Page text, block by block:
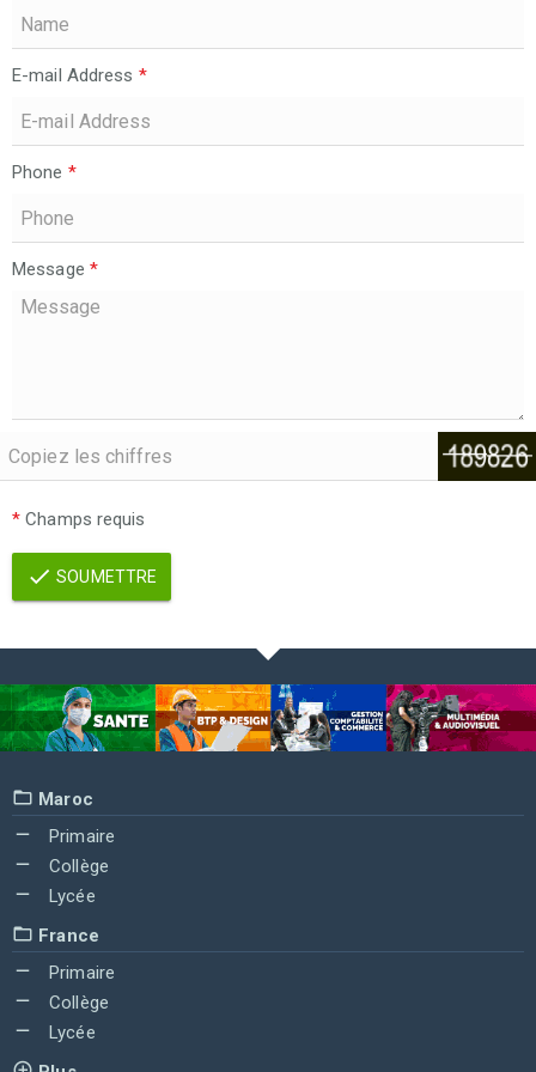
E-mail Address *
Phone *
Message *
* Champs requis
SOUMETTRE
Maroc
Primaire
Collège
Lycée
France
Primaire
Collège
Lycée